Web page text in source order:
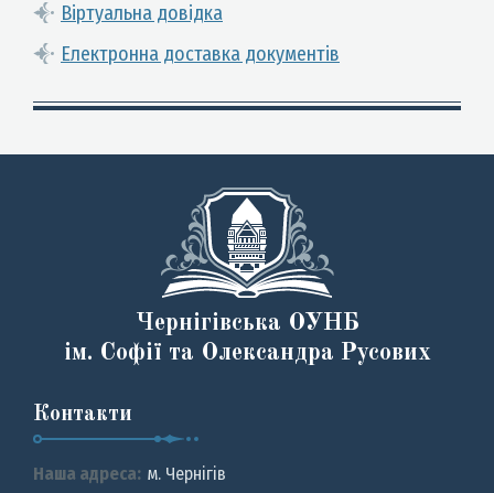
Віртуальна довідка
Електронна доставка документів
Чернігівська ОУНБ
ім. Софії та Олександра Русових
Контакти
Наша адреса: м. Чернiгiв